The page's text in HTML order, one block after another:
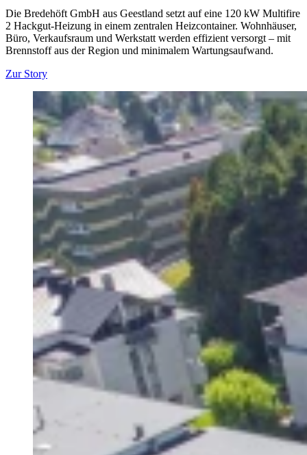
Die Bredehöft GmbH aus Geestland setzt auf eine 120 kW Multifire
2 Hackgut-Heizung in einem zentralen Heizcontainer. Wohnhäuser,
Büro, Verkaufsraum und Werkstatt werden effizient versorgt – mit
Brennstoff aus der Region und minimalem Wartungsaufwand.
Zur Story